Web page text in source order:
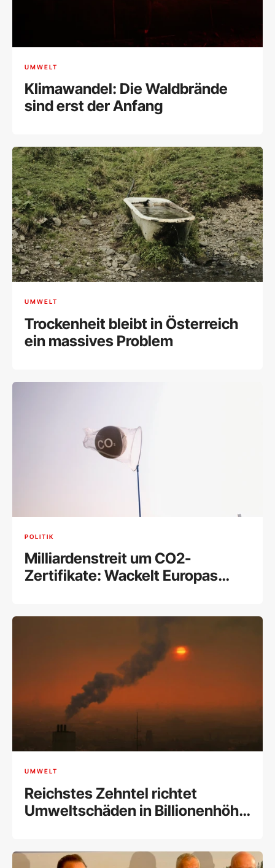
UMWELT
Klimawandel: Die Waldbrände
sind erst der Anfang
UMWELT
Trockenheit bleibt in Österreich
ein massives Problem
POLITIK
Milliardenstreit um CO2-
Zertifikate: Wackelt Europas
UMWELT
Reichstes Zehntel richtet
Umweltschäden in Billionenhöhe